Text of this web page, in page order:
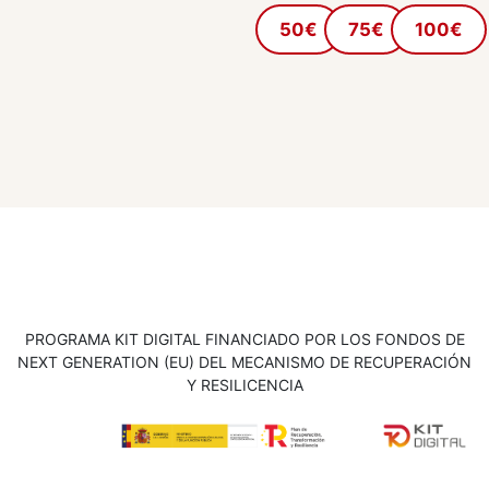
50€ 75€ 100€
PROGRAMA KIT DIGITAL FINANCIADO POR LOS FONDOS DE
NEXT GENERATION (EU) DEL MECANISMO DE RECUPERACIÓN
Y RESILICENCIA